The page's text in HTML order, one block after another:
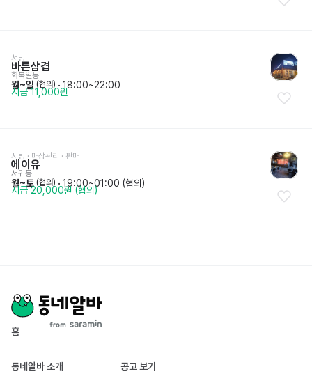
서빙
바른삼겹
화북일동
월~일 (협의) · 18:00~22:00
시급 11,000원
서빙 · 매장관리 · 판매
에이유
서귀동
월~토 (협의) · 19:00~01:00 (협의)
시급 20,000원 (협의)
홈
동네알바 소개 공고 보기